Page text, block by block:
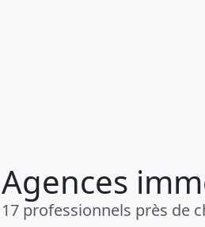
Agences
17 professionnels près de